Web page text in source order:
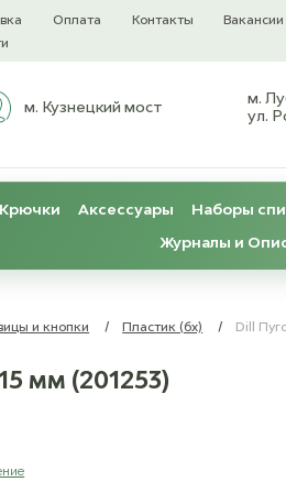
Оплата Контакты Вакансии
м. Кузнецкий мост
м.
ул.
Крючки Аксессуары Наборы
Журналы и
и кнопки / Пластик (бх) / Dill
мм (201253)